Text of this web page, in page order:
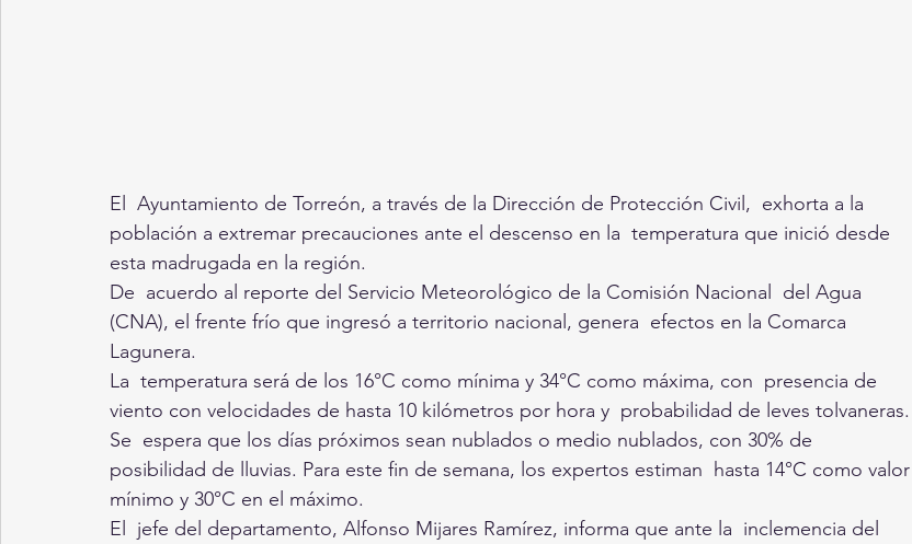
El  Ayuntamiento de Torreón, a través de la Dirección de Protección Civil,  exhorta a la
población a extremar precauciones ante el descenso en la  temperatura que inició desde
esta madrugada en la región.
De  acuerdo al reporte del Servicio Meteorológico de la Comisión Nacional  del Agua
(CNA), el frente frío que ingresó a territorio nacional, genera  efectos en la Comarca
Lagunera.
La  temperatura será de los 16°C como mínima y 34°C como máxima, con  presencia de
viento con velocidades de hasta 10 kilómetros por hora y  probabilidad de leves tolvaneras.
Se  espera que los días próximos sean nublados o medio nublados, con 30% de
posibilidad de lluvias. Para este fin de semana, los expertos estiman  hasta 14°C como valor
mínimo y 30°C en el máximo.
El  jefe del departamento, Alfonso Mijares Ramírez, informa que ante la  inclemencia del